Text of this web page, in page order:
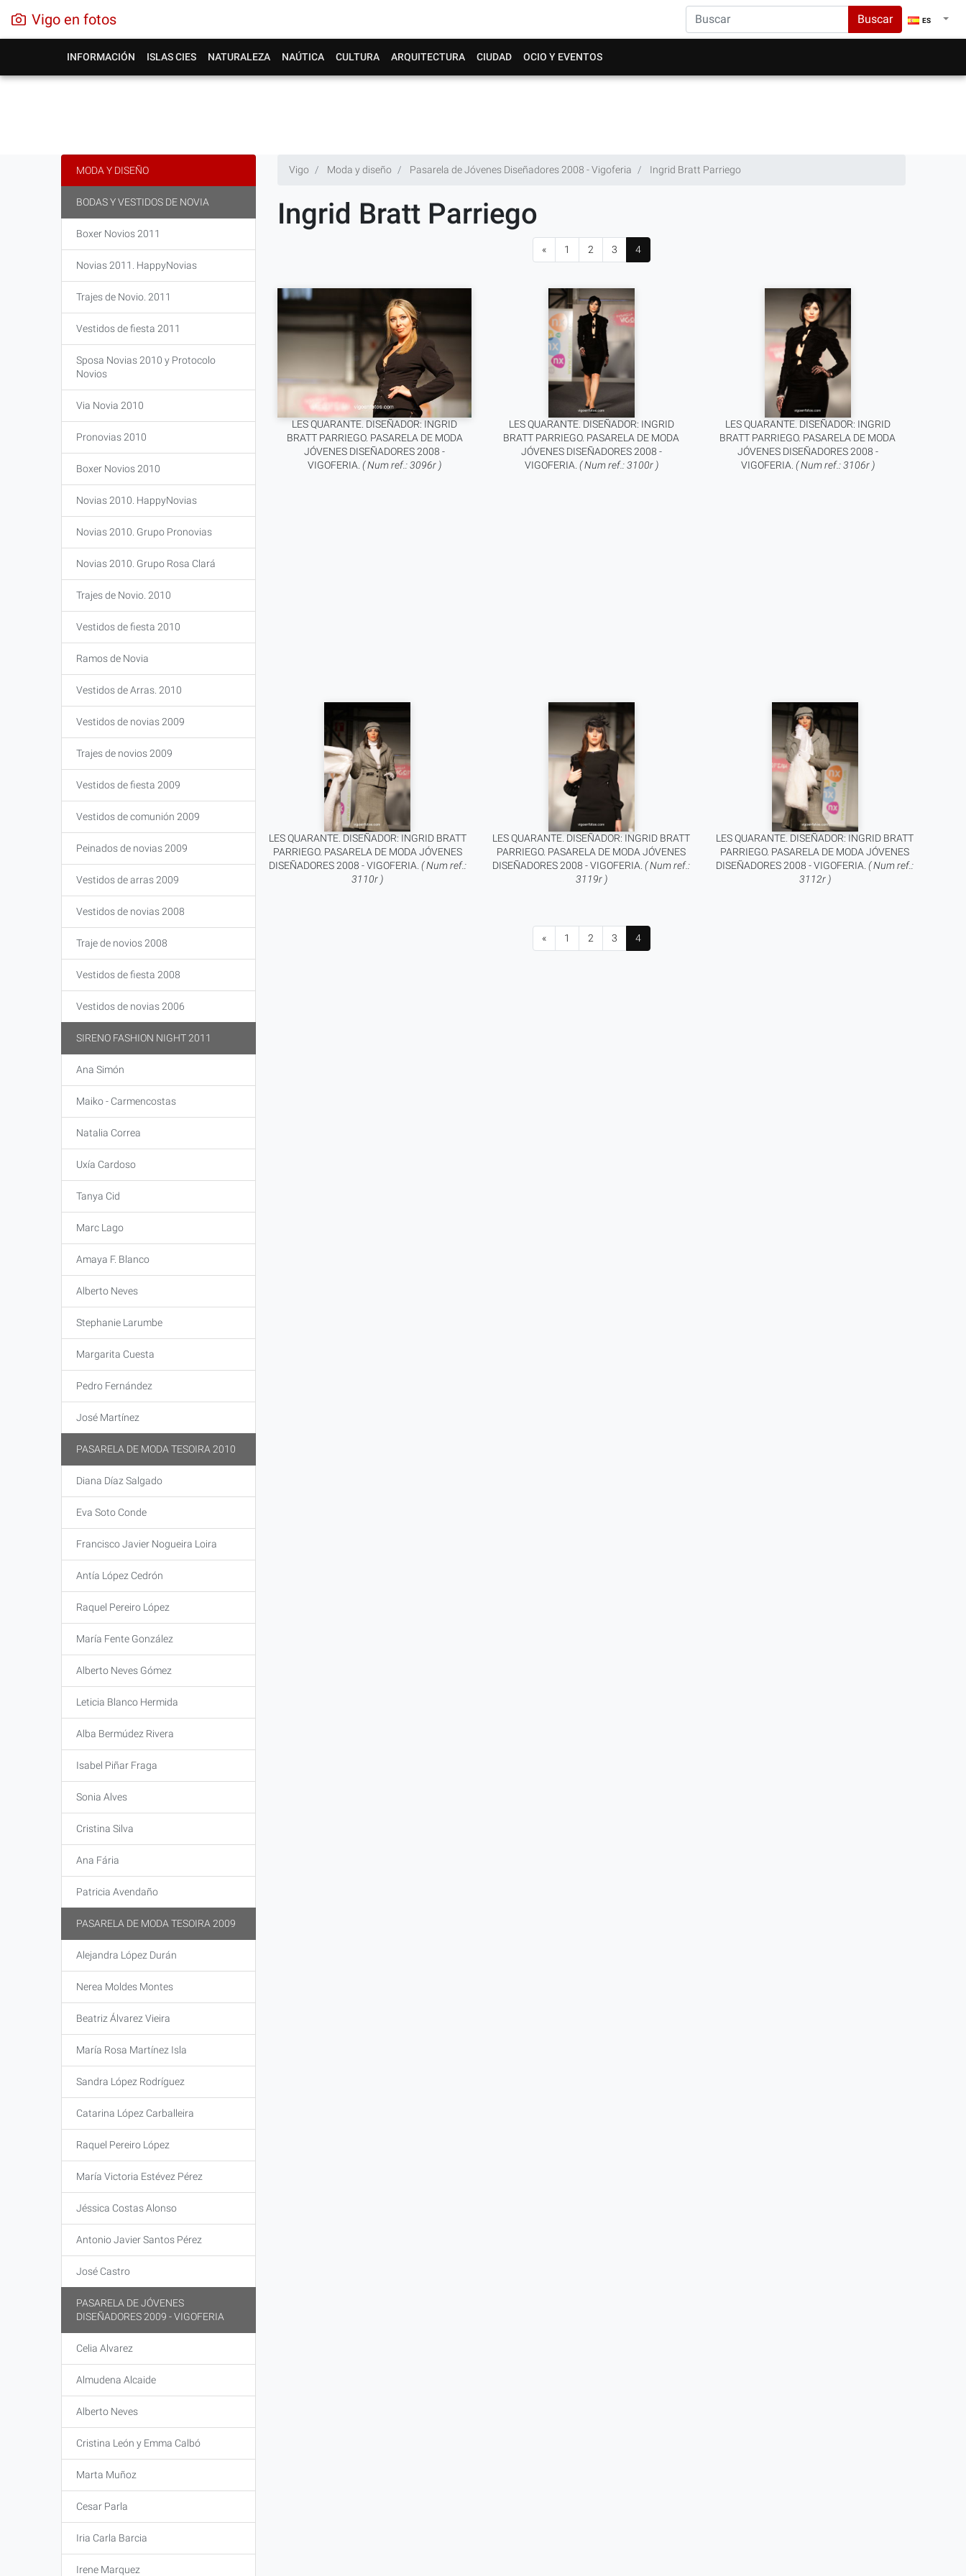
Vigo en fotos Buscar ES
INFORMACIÓN ISLAS CIES NATURALEZA NAÚTICA CULTURA ARQUITECTURA CIUDAD OCIO Y EVENTOS
Vigo Moda y diseño Pasarela de Jóvenes Diseñadores 2008 - Vigoferia Ingrid Bratt Parriego
Ingrid Bratt Parriego
« 1 2 3 4
LES QUARANTE. DISEÑADOR: INGRID
BRATT PARRIEGO. PASARELA DE MODA
JÓVENES DISEÑADORES 2008 -
VIGOFERIA.( Num ref.: 3096r )
LES QUARANTE. DISEÑADOR: INGRID
BRATT PARRIEGO. PASARELA DE MODA
JÓVENES DISEÑADORES 2008 -
VIGOFERIA. ( Num ref.: 3100r )
LES QUARANTE. DISEÑADOR: INGRID
BRATT PARRIEGO. PASARELA DE MODA
JÓVENES DISEÑADORES 2008 -
VIGOFERIA. ( Num ref.: 3106r )
LES QUARANTE. DISEÑADOR: INGRID BRATT
PARRIEGO. PASARELA DE MODA JÓVENES
DISEÑADORES 2008 - VIGOFERIA. ( Num ref.:
3110r )
LES QUARANTE. DISEÑADOR: INGRID BRATT
PARRIEGO. PASARELA DE MODA JÓVENES
DISEÑADORES 2008 - VIGOFERIA.( Num ref.:
3119r )
LES QUARANTE. DISEÑADOR: INGRID BRATT
PARRIEGO. PASARELA DE MODA JÓVENES
DISEÑADORES 2008 - VIGOFERIA.( Num ref.:
3112r )
« 1 2 3 4
MODA Y DISEÑO
BODAS Y VESTIDOS DE NOVIA
Boxer Novios 2011
Novias 2011. HappyNovias
Trajes de Novio. 2011
Vestidos de fiesta 2011
Sposa Novias 2010 y Protocolo
Novios
Via Novia 2010
Pronovias 2010
Boxer Novios 2010
Novias 2010. HappyNovias
Novias 2010. Grupo Pronovias
Novias 2010. Grupo Rosa Clará
Trajes de Novio. 2010
Vestidos de fiesta 2010
Ramos de Novia
Vestidos de Arras. 2010
Vestidos de novias 2009
Trajes de novios 2009
Vestidos de fiesta 2009
Vestidos de comunión 2009
Peinados de novias 2009
Vestidos de arras 2009
Vestidos de novias 2008
Traje de novios 2008
Vestidos de fiesta 2008
Vestidos de novias 2006
SIRENO FASHION NIGHT 2011
Ana Simón
Maiko - Carmencostas
Natalia Correa
Uxía Cardoso
Tanya Cid
Marc Lago
Amaya F. Blanco
Alberto Neves
Stephanie Larumbe
Margarita Cuesta
Pedro Fernández
José Martínez
PASARELA DE MODA TESOIRA 2010
Diana Díaz Salgado
Eva Soto Conde
Francisco Javier Nogueira Loira
Antía López Cedrón
Raquel Pereiro López
María Fente González
Alberto Neves Gómez
Leticia Blanco Hermida
Alba Bermúdez Rivera
Isabel Piñar Fraga
Sonia Alves
Cristina Silva
Ana Fária
Patricia Avendaño
PASARELA DE MODA TESOIRA 2009
Alejandra López Durán
Nerea Moldes Montes
Beatriz Álvarez Vieira
María Rosa Martínez Isla
Sandra López Rodríguez
Catarina López Carballeira
Raquel Pereiro López
María Victoria Estévez Pérez
Jéssica Costas Alonso
Antonio Javier Santos Pérez
José Castro
PASARELA DE JÓVENES
DISEÑADORES 2009 - VIGOFERIA
Celia Alvarez
Almudena Alcaide
Alberto Neves
Cristina León y Emma Calbó
Marta Muñoz
Cesar Parla
Iria Carla Barcia
Irene Marquez